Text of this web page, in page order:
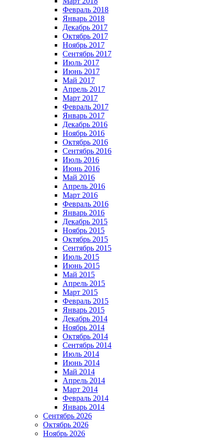
Февраль 2018
Январь 2018
Декабрь 2017
Октябрь 2017
Ноябрь 2017
Сентябрь 2017
Июль 2017
Июнь 2017
Май 2017
Апрель 2017
Март 2017
Февраль 2017
Январь 2017
Декабрь 2016
Ноябрь 2016
Октябрь 2016
Сентябрь 2016
Июль 2016
Июнь 2016
Май 2016
Апрель 2016
Март 2016
Февраль 2016
Январь 2016
Декабрь 2015
Ноябрь 2015
Октябрь 2015
Сентябрь 2015
Июль 2015
Июнь 2015
Май 2015
Апрель 2015
Март 2015
Февраль 2015
Январь 2015
Декабрь 2014
Ноябрь 2014
Октябрь 2014
Сентябрь 2014
Июль 2014
Июнь 2014
Май 2014
Апрель 2014
Март 2014
Февраль 2014
Январь 2014
Сентябрь 2026
Октябрь 2026
Ноябрь 2026